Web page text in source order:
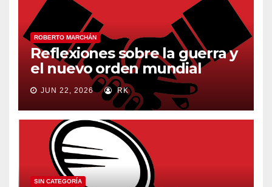
ROBERTO MARCHÁN
Reflexiones sobre la guerra y
el nuevo orden mundial
JUN 22, 2026 RK
SIN CATEGORÍA